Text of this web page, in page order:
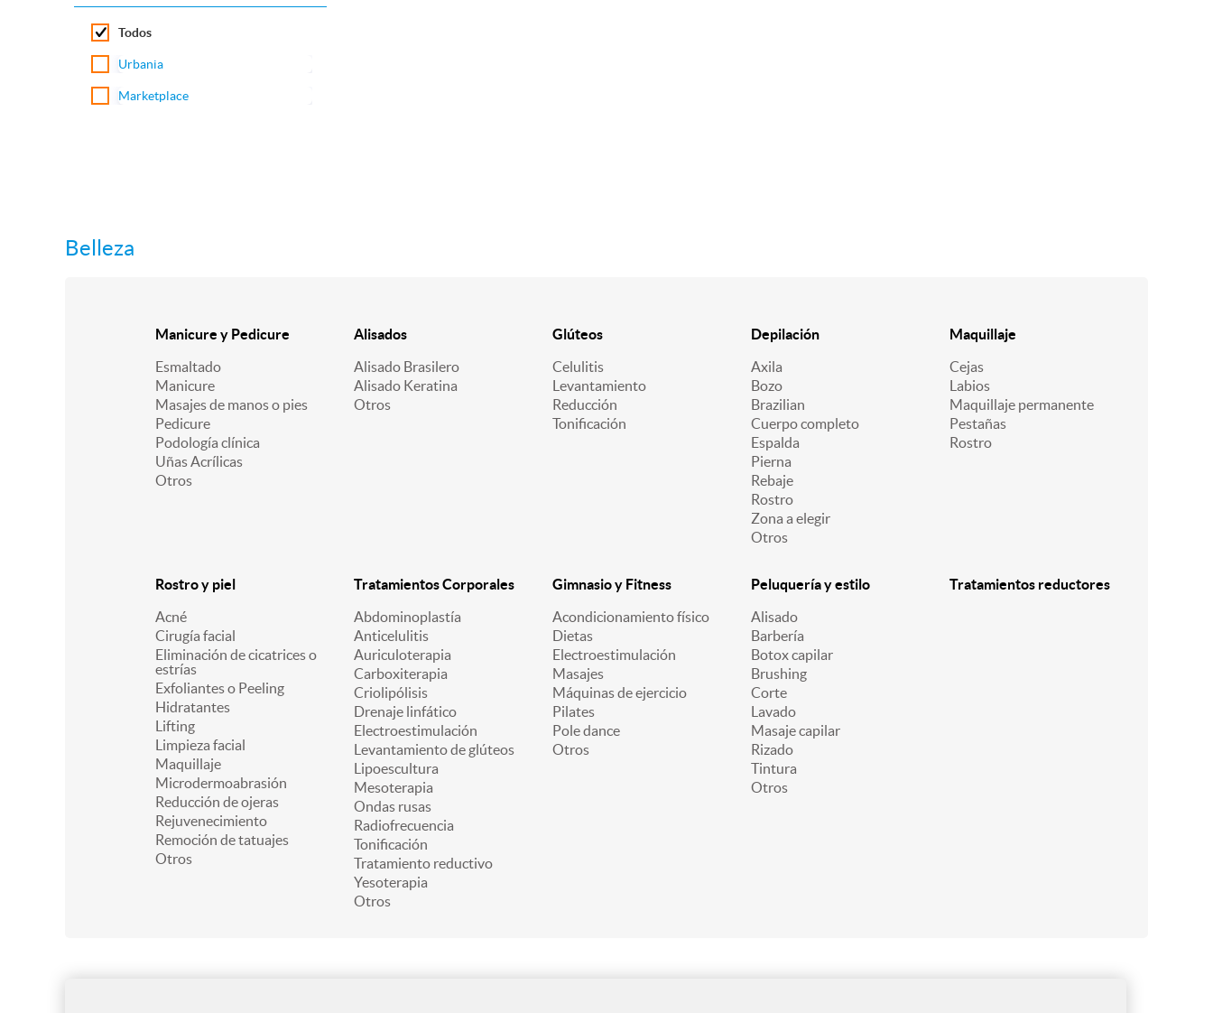
Todos
Urbania
Marketplace
Belleza
Manicure y Pedicure
Esmaltado
Manicure
Masajes de manos o pies
Pedicure
Podología clínica
Uñas Acrílicas
Otros
Alisados
Alisado Brasilero
Alisado Keratina
Otros
Glúteos
Celulitis
Levantamiento
Reducción
Tonificación
Depilación
Axila
Bozo
Brazilian
Cuerpo completo
Espalda
Pierna
Rebaje
Rostro
Zona a elegir
Otros
Maquillaje
Cejas
Labios
Maquillaje permanente
Pestañas
Rostro
Rostro y piel
Acné
Cirugía facial
Eliminación de cicatrices o
estrías
Exfoliantes o Peeling
Hidratantes
Lifting
Limpieza facial
Maquillaje
Microdermoabrasión
Reducción de ojeras
Rejuvenecimiento
Remoción de tatuajes
Otros
Tratamientos Corporales
Abdominoplastía
Anticelulitis
Auriculoterapia
Carboxiterapia
Criolipólisis
Drenaje linfático
Electroestimulación
Levantamiento de glúteos
Lipoescultura
Mesoterapia
Ondas rusas
Radiofrecuencia
Tonificación
Tratamiento reductivo
Yesoterapia
Otros
Gimnasio y Fitness
Acondicionamiento físico
Dietas
Electroestimulación
Masajes
Máquinas de ejercicio
Pilates
Pole dance
Otros
Peluquería y estilo
Alisado
Barbería
Botox capilar
Brushing
Corte
Lavado
Masaje capilar
Rizado
Tintura
Otros
Tratamientos reductores